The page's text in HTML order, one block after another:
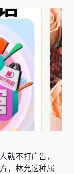
就不打广告，
，林允这种属